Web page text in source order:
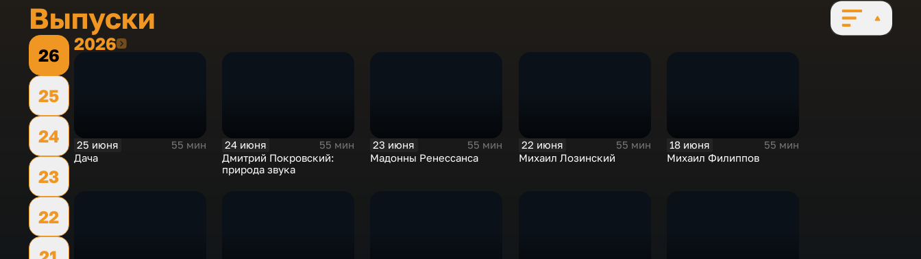
Выпуски
26
25
24
23
22
20262026
25 июня
55 мин
Дача
24 июня
55 мин
Дмитрий Покровский:
природа звука
23 июня
55 мин
Мадонны Ренессанса
22 июня
55 мин
Михаил Лозинский
18 июня
55 мин
Михаил Филиппов